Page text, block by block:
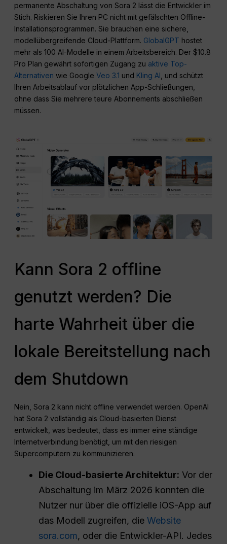
permanente Abschaltung von Sora 2 lässt die Entwickler im
Stich. Riskieren Sie Ihren PC nicht mit gefälschten Offline-
Installationsprogrammen. Sie brauchen eine sichere,
modellübergreifende Cloud-Plattform. GlobalGPT hostet
mehr als 100 AI-Modelle in einem Arbeitsbereich. Der $10.8
Pro Plan gewährt sofortigen Zugang zu aktive Top-
Alternativen wie GoogleVeo 3.1 und Kling AI , und schützt
Ihren Arbeitsablauf vor plötzlichen App-Schließungen,
ohne dass Sie mehrere teure Abonnements abschließen
müssen.
Kann Sora 2 offline
genutzt werden? Die
harte Wahrheit über die
lokale Bereitstellung nach
dem Shutdown
Nein, Sora 2 kann nicht offline verwendet werden. OpenAI
hat Sora 2 vollständig als Cloud-basierten Dienst
entwickelt, was bedeutet, dass es immer eine ständige
Internetverbindung benötigt, um mit den riesigen
Supercomputern zu kommunizieren.
Die Cloud-basierte Architektur: Vor der
Abschaltung im März 2026 konnten die
Nutzer nur über die offizielle iOS-App auf
das Modell zugreifen, dieWebsite
sora.com, oder die Entwickler-API. Jedes